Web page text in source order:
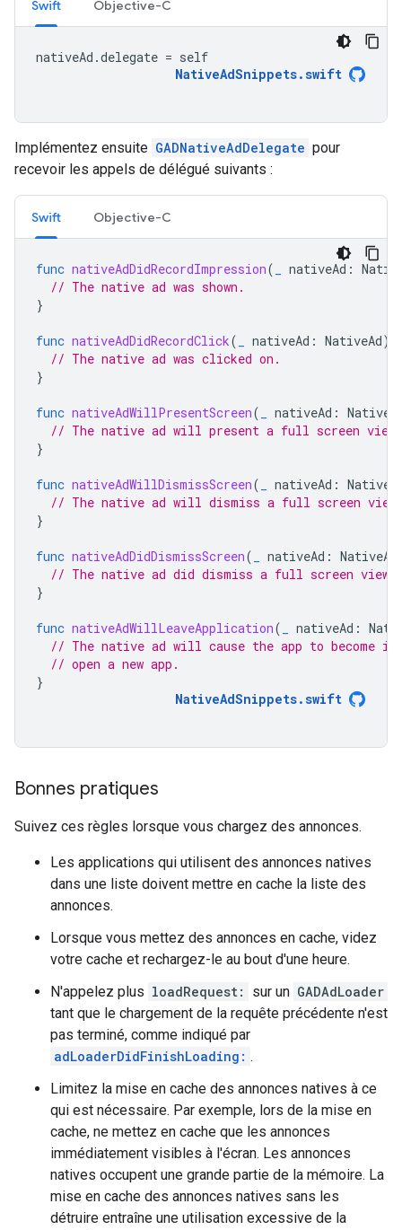
Swift Objective-C
nativeAd .delegate = self
NativeAdSnippets.swift
Implémentez ensuite GADNativeAdDelegate pour
recevoir les appels de délégué suivants :
Swift Objective-C
func nativeAdDidRecordImpression( nativeAd :
// The native ad was shown.
}
func nativeAdDidRecordClick( nativeAd : NativeAd)
// The native ad was clicked on.
}
func nativeAdWillPresentScreen( nativeAd :
// The native ad will present a full screen view.
}
func nativeAdWillDismissScreen( nativeAd :
// The native ad will dismiss a full screen
}
func nativeAdDidDismissScreen( nativeAd : NativeAd
// The native ad did dismiss a full screen view.
}
func nativeAdWillLeaveApplication( nativeAd :
// The native ad will cause the app to become
// open a new app.
}
NativeAdSnippets.swift
Bonnes pratiques
Suivez ces règles lorsque vous chargez des annonces.
Les applications qui utilisent des annonces natives
dans une liste doivent mettre en cache la liste des
annonces.
Lorsque vous mettez des annonces en cache, videz
votre cache et rechargez-le au bout d'une heure.
N'appelez plus loadRequest: sur un GADAdLoader
tant que le chargement de la requête précédente n'est
pas terminé, comme indiqué par
adLoaderDidFinishLoading: .
Limitez la mise en cache des annonces natives à ce
qui est nécessaire. Par exemple, lors de la mise en
cache, ne mettez en cache que les annonces
immédiatement visibles à l'écran. Les annonces
natives occupent une grande partie de la mémoire. La
mise en cache des annonces natives sans les
détruire entraîne une utilisation excessive de la